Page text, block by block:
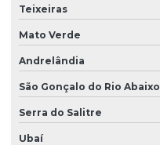
Teixeiras
Mato Verde
Andrelândia
São Gonçalo do Rio Abaixo
Serra do Salitre
Ubaí